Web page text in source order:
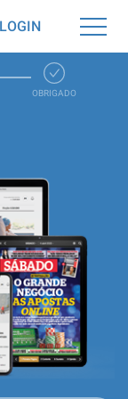
OBRIGADO
LOGIN